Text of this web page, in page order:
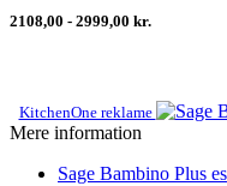
2108,00 - 2999,00 kr.
KitchenOne reklame
Mere information
Sage Bambino Plus